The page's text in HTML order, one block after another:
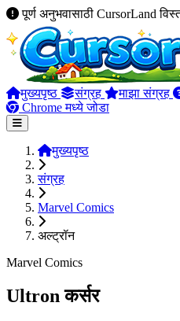
पूर्ण अनुभवासाठी CursorLand
मुख्यपृष्ठ संग्रह माझा संग्रह
Chrome मध्ये जोडा
मुख्यपृष्ठ
संग्रह
Marvel Comics
अल्ट्रॉन
Marvel Comics
Ultron कर्सर